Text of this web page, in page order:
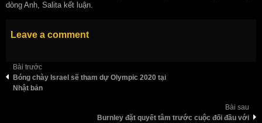
dòng Anh, Salita kết luận.
Leave a comment
Bài trước
Bóng chày Israel sẽ tham dự Olympic 2020 tại
Nhật bản
Bài sau
Burnley đặt quyết tâm trước cuộc đối đầu với